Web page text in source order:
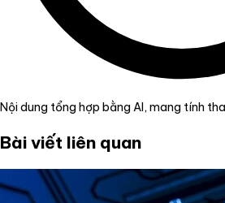
Nội dung tổng hợp bằng AI, mang tính
Bài viết liên quan